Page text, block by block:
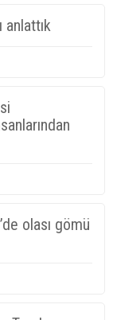
anlattık
olası gömü